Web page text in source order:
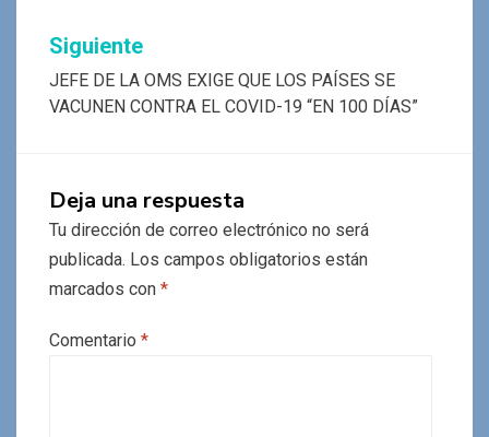
Siguiente
JEFE DE LA OMS EXIGE QUE LOS PAÍSES SE
VACUNEN CONTRA EL COVID-19 “EN 100 DÍAS”
Deja una respuesta
Tu dirección de correo electrónico no será
publicada. Los campos obligatorios están
marcados con *
Comentario *